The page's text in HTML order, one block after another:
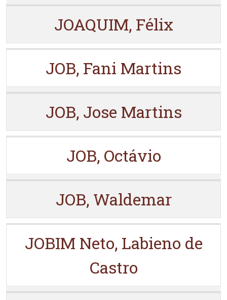
JOAQUIM, Félix
JOB, Fani Martins
JOB, Jose Martins
JOB, Octávio
JOB, Waldemar
JOBIM Neto, Labieno de
Castro